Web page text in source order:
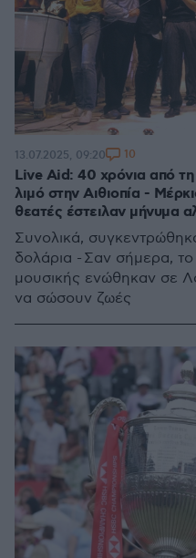
Live Aid: 40 χρόνια από τη
λιμό στην Αιθιοπία -
θεατές έστειλαν μήνυμα
Συνολικά,
δολάρια - Σαν σήμερα,
μουσικής ενώθηκαν σε
να σώσουν ζωές
13.07.2025, 09:20 10